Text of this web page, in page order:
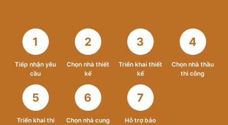
1
Tiếp nhận yêu
cầu
2
Chọn nhà thiết
kế
3
Triển khai thiết
kế
4
Chọn nhà thầu
thi công
5
Triển khai thi
6
Chọn nhà cung
7
Hỗ trợ bảo